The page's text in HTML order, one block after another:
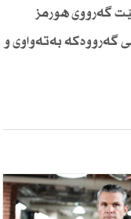
گەرووی هورمز
گەرووەكە بەتەواوی و